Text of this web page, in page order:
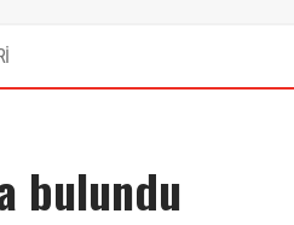
bulundu